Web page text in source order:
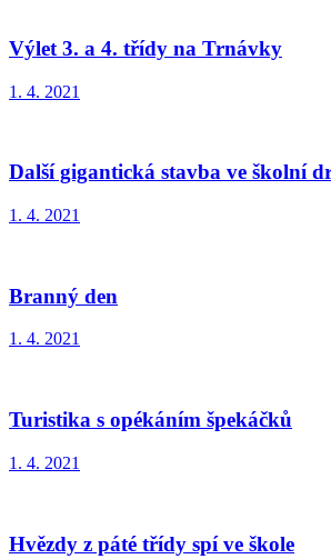
Výlet 3. a 4. třídy na Trnávky
1. 4. 2021
Další gigantická stavba ve školní
1. 4. 2021
Branný den
1. 4. 2021
Turistika s opékáním špekáčků
1. 4. 2021
Hvězdy z páté třídy spí ve škole